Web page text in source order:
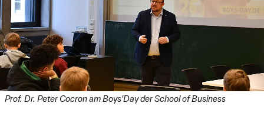
Prof. Dr. Peter Cocron am Boys'Day der School of Business